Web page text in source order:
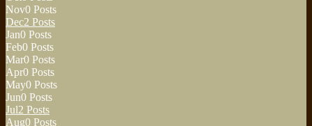
Nov0 Posts
Dec2 Posts
Jan0 Posts
Feb0 Posts
Mar0 Posts
Apr0 Posts
May0 Posts
Jun0 Posts
Jul2 Posts
Aug0 Posts